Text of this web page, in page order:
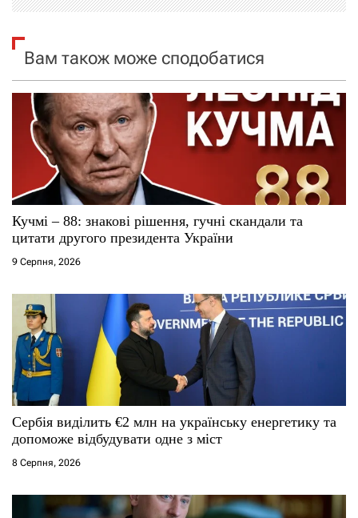
а
с
і
в
Вам також може сподобатися
Кучмі – 88: знакові рішення, гучні скандали та
цитати другого президента України
9 Серпня, 2026
Сербія виділить €2 млн на українську енергетику та
допоможе відбудувати одне з міст
8 Серпня, 2026